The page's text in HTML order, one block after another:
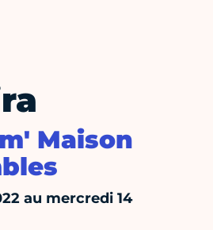
Maison
au mercredi 14